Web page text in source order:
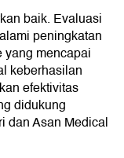
baik. Evaluasi
peningkatan
mencapai
keberhasilan
efektivitas
didukung
dan Asan Medical